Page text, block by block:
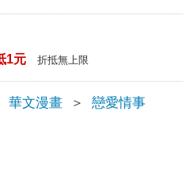
1元 折抵無上限
華文漫畫 ＞ 戀愛情事